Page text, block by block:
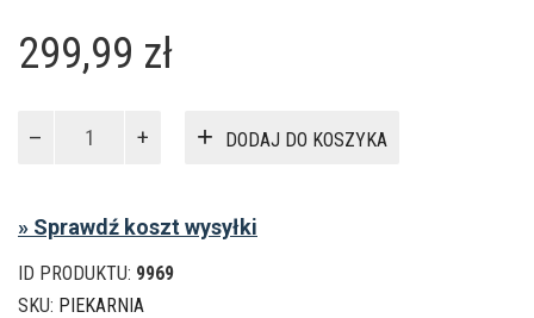
299,99 zł
Riwall
RPI-
01
DODAJ DO KOSZYKA
» Sprawdź koszt wysyłki
ID PRODUKTU: 9969
SKU: PIEKARNIA